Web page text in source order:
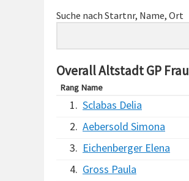
Suche nach Startnr, Name, Ort
Overall Altstadt GP
Rang Name
1. Sclabas Delia
2. Aebersold Simona
3. Eichenberger Elena
4. Gross Paula